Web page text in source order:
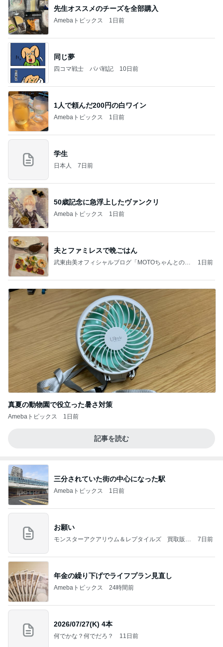
先生オススメのチーズを全部購入
Amebaトピックス 1日前
同じ夢
四コマ戦士 パパ戦記 10日前
1人で頼んだ200円の白ワイン
Amebaトピックス 1日前
学生
日本人 7日前
50歳記念に急浮上したヴァンクリ
Amebaトピックス 1日前
夫とファミレスで晩ごはん
武東由美オフィシャルブログ「MOTOちゃんとのは
1日前
真夏の動物園で役立った暑さ対策
Amebaトピックス 1日前
記事を読む
三分されていた街の中心になった駅
Amebaトピックス 1日前
お願い
モンスターアクアリウム＆レプタイルズ 買取販売
7日前
年金の繰り下げでライフプラン見直し
Amebaトピックス 24時間前
2026/07/27(K) 4本
何でかな？何でだろ？ 11日前